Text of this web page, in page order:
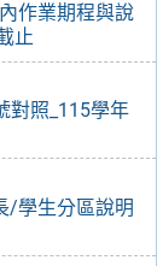
作業期程與說
止
對照_115學年
/學生分區說明